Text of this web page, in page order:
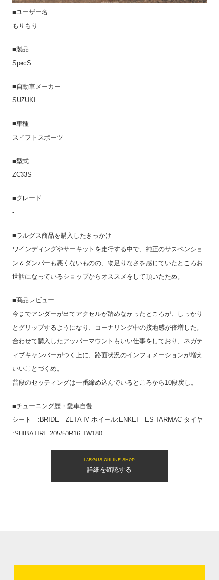
■ユーザー名
もりもり
■製品
SpecS
■自動車メーカー
SUZUKI
■車種
スイフトスポーツ
■型式
ZC33S
■グレード
-
■ラルグス商品を購入したきっかけ
ワインディングやサーキットを走行する中で、純正のサスペンショ
ン＆ダンパーも悪くないものの、物足りなさを感じていたところお
世話になっているショップからオススメをして頂いたため。
■商品レビュー
今までアンダーが出てアクセルが踏めなかったところが、しっかり
とグリップするようになり、コーナリング中の接地感が倍増した。
合わせて購入したアッパーマウントもいい仕事をしており、ネガテ
ィブキャンバーがつく上に、路面状況のインフォメーションが増え
いいことづくめ。
普段のセッティングは一番締め込んでいるところから10段戻し。
■チューニング歴・愛車自慢
シート :BRIDE ZETA IV ホイール:ENKEI ES-TARMAC タイヤ
:SHIBATIRE 205/50R16 TW180
LARGUS ONLINE SHOP
詳細を確認する